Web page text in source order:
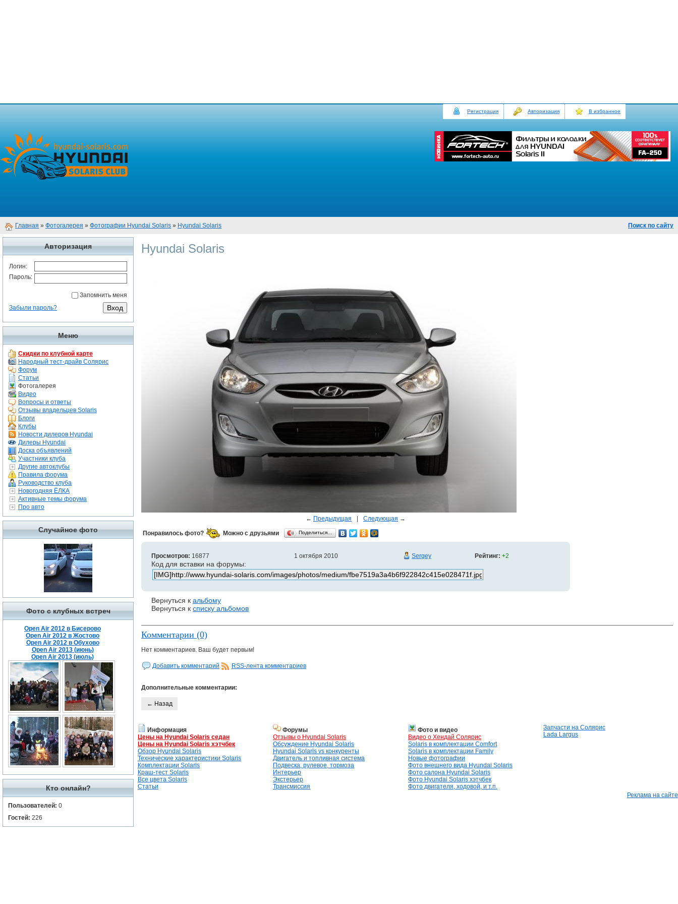
Регистрация Авторизация В избранное
Главная » Фотогалерея » Фотографии Hyundai Solaris » Hyundai Solaris Поиск по сайту
Авторизация
Логин:
Пароль:
Запомнить меня
Забыли пароль?
Меню
Скидки по клубной карте
Народный тест-драйв Солярис
Форум
Статьи
Фотогалерея
Видео
Вопросы и ответы
Отзывы владельцев Solaris
Блоги
Клубы
Новости дилеров Hyundai
Дилеры Hyundai
Доска объявлений
Участники клуба
Другие автоклубы
Правила форума
Руководство клуба
Новогодняя ЁЛКА
Активные темы форума
Про авто
Случайное фото
Фото с клубных встреч
Open Air 2012 в Бисерово
Open Air 2012 в Жостово
Open Air 2012 в Обухово
Open Air 2013 (июнь)
Open Air 2013 (июль)
Кто онлайн?
Пользователей: 0
Гостей: 226
Hyundai Solaris
← Предыдущая Следующая →
Понравилось фото? Можно с друзьями Поделиться…
Просмотров: 16877 1 октября 2010 Sergey Рейтинг: +2
Код для вставки на форумы:
Вернуться к альбому
Вернуться к списку альбомов
Комментарии (0)
Нет комментариев. Ваш будет первым!
Добавить комментарий RSS-лента комментариев
Дополнительные комментарии:
← Назад
Информация
Цены на Hyundai Solaris седан
Цены на Hyundai Solaris хэтчбек
Обзор Hyundai Solaris
Технические характеристики Solaris
Комплектации Solaris
Краш-тест Solaris
Все цвета Solaris
Статьи
Форумы
Отзывы о Hyundai Solaris
Обсуждение Hyundai Solaris
Hyundai Solaris vs конкуренты
Двигатель и топливная система
Подвеска, рулевое, тормоза
Интерьер
Экстерьер
Трансмиссия
Фото и видео
Видео о Хендай Солярис
Solaris в комплектации Comfort
Solaris в комплектации Family
Новые фотографии
Фото внешнего вида Hyundai Solaris
Фото салона Hyundai Solaris
Фото Hyundai Solaris хэтчбек
Фото двигателя, ходовой, и т.п.
Запчасти на Солярис
Lada Largus
Реклама на сайте